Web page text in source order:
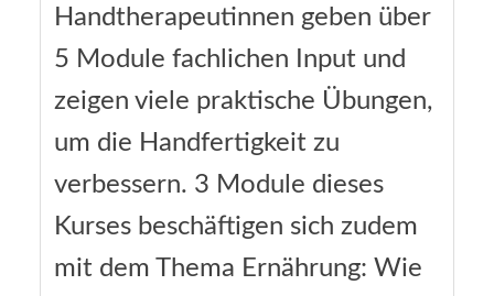
Handtherapeutinnen geben über
5 Module fachlichen Input und
zeigen viele praktische Übungen,
um die Handfertigkeit zu
verbessern. 3 Module dieses
Kurses beschäftigen sich zudem
mit dem Thema Ernährung: Wie